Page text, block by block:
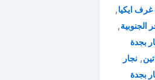
ايكيا,
الجنوبية,
بجدة
, نجار
بجدة